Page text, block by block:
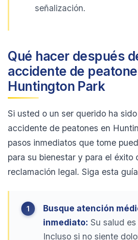
señalización.
Qué hacer después
accidente de
Huntington Park
Si usted o un ser querido ha
accidente de peatones en
pasos inmediatos que tome
para su bienestar y para el éxito
reclamación legal. Siga esta
Busque atención
inmediato: Su salud
Incluso si no siente